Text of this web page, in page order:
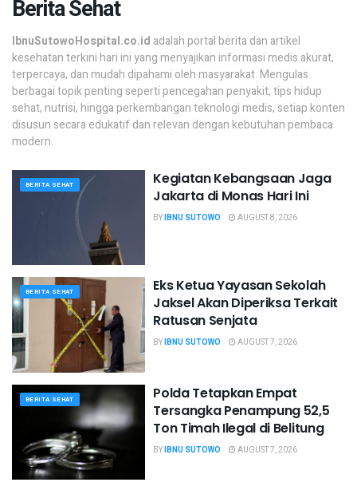
Berita Sehat
IbnuSutowoHospital.co.id adalah portal berita dan artikel
kesehatan terkini hari ini yang menyajikan informasi medis akurat,
terpercaya, dan mudah dipahami oleh masyarakat. Mengulas
berbagai topik penting seperti pencegahan penyakit, tips hidup
sehat, nutrisi, hingga perkembangan teknologi medis, setiap konten
disusun secara edukatif dan relevan dengan kebutuhan pembaca
modern.
BERITA SEHAT
Kegiatan Kebangsaan Jaga
Jakarta di Monas Hari Ini
BYIBNU SUTOWO AUGUST 8, 2026
BERITA SEHAT
Eks Ketua Yayasan Sekolah
Jaksel Akan Diperiksa Terkait
Ratusan Senjata
BYIBNU SUTOWO AUGUST 7, 2026
BERITA SEHAT
Polda Tetapkan Empat
Tersangka Penampung 52,5
Ton Timah Ilegal di Belitung
BYIBNU SUTOWO AUGUST 7, 2026